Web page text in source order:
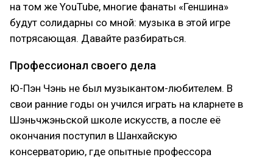
на том же YouTube, многие фанаты «Геншина»
будут солидарны со мной: музыка в этой игре
потрясающая. Давайте разбираться.
Профессионал своего дела
Ю-Пэн Чэнь не был музыкантом-любителем. В
свои ранние годы он учился играть на кларнете в
Шэньчжэньской школе искусств, а после её
окончания поступил в Шанхайскую
консерваторию, где опытные профессора